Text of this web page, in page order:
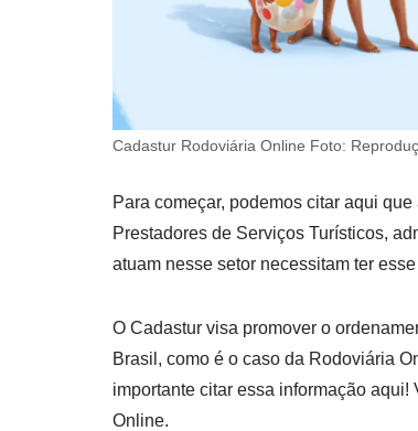
Cadastur Rodoviária Online Foto:
Para começar, podemos citar aqui
Prestadores de Serviços Turísticos,
atuam nesse setor necessitam ter
O Cadastur visa promover o
Brasil, como é o caso da Rodoviária
importante citar essa informação
Online.